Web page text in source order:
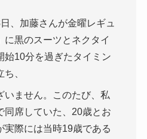
、加藤さんが金曜レギュ
に黒のスーツとネクタイ
始10分を過ぎたタイミン
、
いません。このたび、私
同席していた、20歳とお
実際には当時19歳である